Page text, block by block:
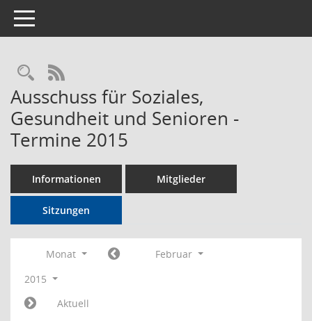
Toggle navigation
Rechercheauswahl
RSS-Feed
Ausschuss für Soziales,
Gesundheit und Senioren -
Termine 2015
Informationen Mitglieder
Sitzungen
Monat
Februar
2015
Aktuell